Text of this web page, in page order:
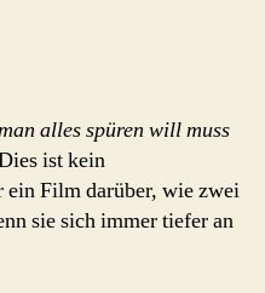
alles spüren will muss
ist kein
ein Film darüber, wie zwei
sie sich immer tiefer an